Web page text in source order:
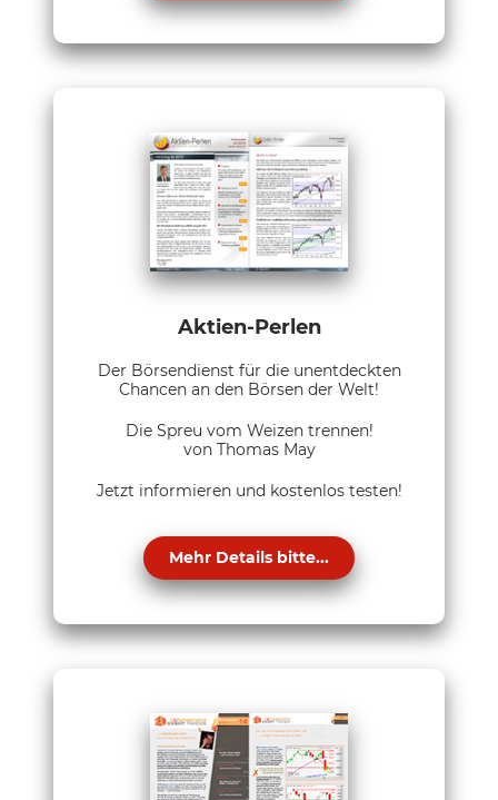
Aktien-Perlen
Der Börsendienst für die unentdeckten
Chancen an den Börsen der Welt!
Die Spreu vom Weizen trennen!
von Thomas May
Jetzt informieren und kostenlos testen!
Mehr Details bitte...